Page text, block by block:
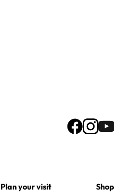
Plan your visit Shop